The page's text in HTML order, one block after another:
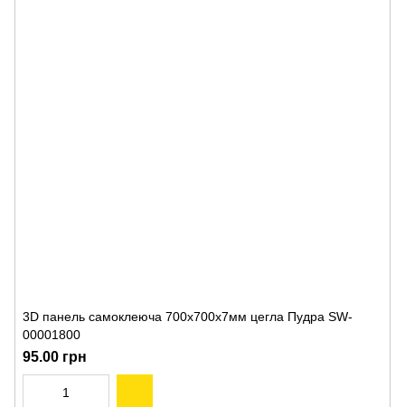
3D панель самоклеюча 700x700x7мм цегла Пудра SW-
00001800
95.00 грн